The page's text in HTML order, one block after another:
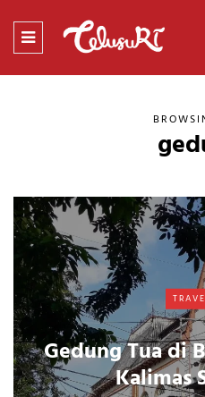
Gedung Tua di
Kalimas